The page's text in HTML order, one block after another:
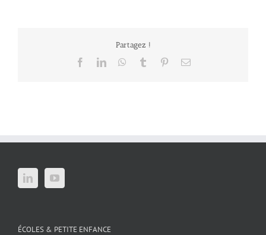
Partagez !
FacebookLinkedInWhatsApp
Tumblr PinterestEmail
ÉCOLES & PETITE ENFANCE